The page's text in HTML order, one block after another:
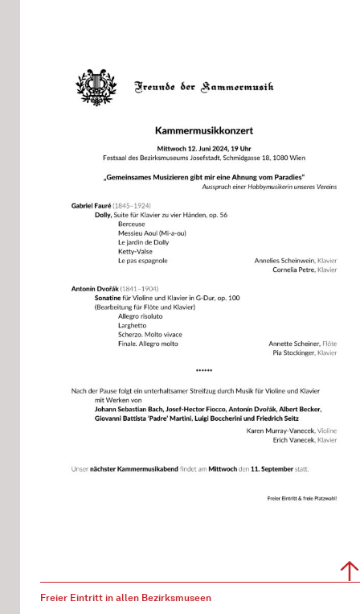
Freier Eintritt in allen Bezirksmuseen